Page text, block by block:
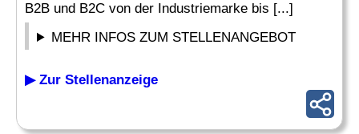
B2B und B2C von der Industriemarke bis [...]
MEHR INFOS ZUM STELLENANGEBOT
▶ Zur Stellenanzeige